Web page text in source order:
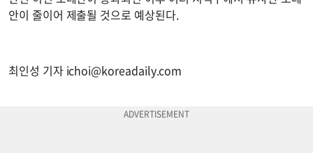
안이 줄이어 제출될 것으로 예상된다.
최인성 기자 ichoi@koreadaily.com